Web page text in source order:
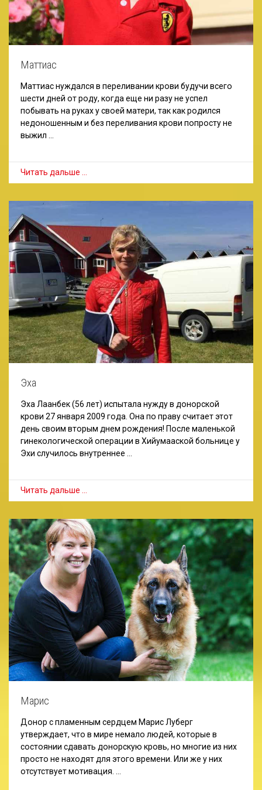
Маттиас
Маттиас нуждался в переливании крови будучи всего
шести дней от роду, когда еще ни разу не успел
побывать на руках у своей матери, так как родился
недоношенным и без переливания крови попросту не
выжил …
Читать дальше …
Эха
Эха Лаанбек (56 лет) испытала нужду в донорской
крови 27 января 2009 года. Она по праву считает этот
день своим вторым днем рождения! После маленькой
гинекологической операции в Хийумааской больнице у
Эхи случилось внутреннее …
Читать дальше …
Марис
Донор с пламенным сердцем Марис Луберг
утверждает, что в мире немало людей, которые в
состоянии сдавать донорскую кровь, но многие из них
просто не находят для этого времени. Или же у них
отсутствует мотивация. …